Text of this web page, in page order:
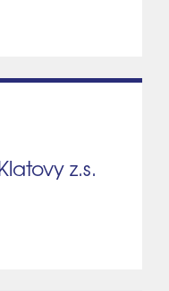
z.s.